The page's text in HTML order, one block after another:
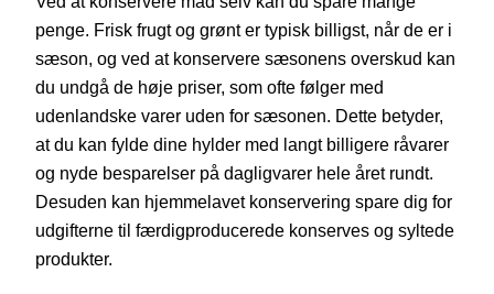
penge. Frisk frugt og grønt er typisk billigst, når de er i
sæson, og ved at konservere sæsonens overskud kan
du undgå de høje priser, som ofte følger med
udenlandske varer uden for sæsonen. Dette betyder,
at du kan fylde dine hylder med langt billigere råvarer
og nyde besparelser på dagligvarer hele året rundt.
Desuden kan hjemmelavet konservering spare dig for
udgifterne til færdigproducerede konserves og syltede
produkter.